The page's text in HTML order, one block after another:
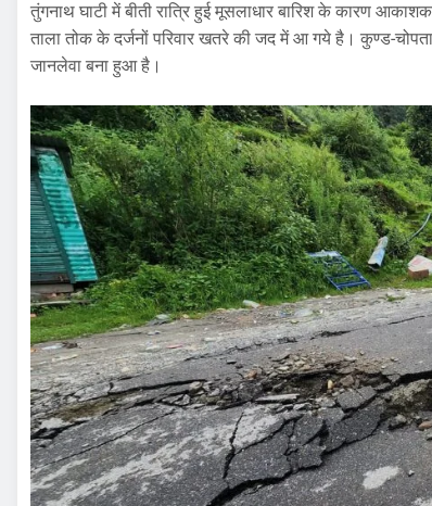
तुंगनाथ घाटी में बीती रात्रि हुई मूसलाधार बारिश के कारण
ताला तोक के दर्जनों परिवार खतरे की जद में आ गये है। कुण्ड-
जानलेवा बना हुआ है।